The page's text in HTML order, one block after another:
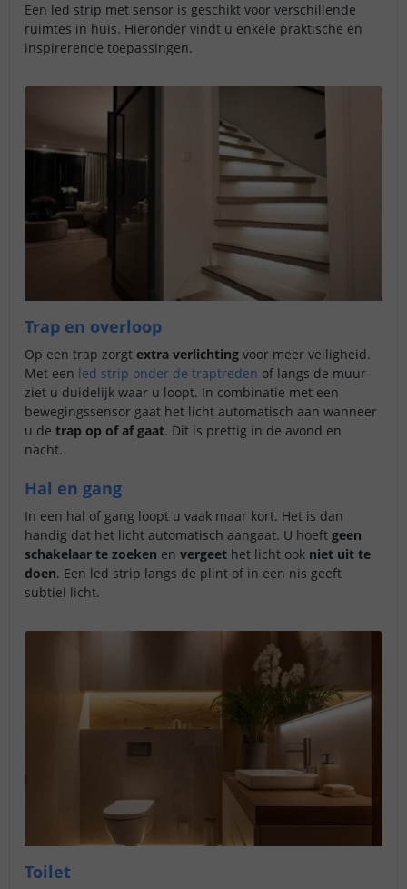
Een led strip met sensor is geschikt voor verschillende
ruimtes in huis. Hieronder vindt u enkele praktische en
inspirerende toepassingen.
Trap en overloop
Op een trap zorgt extra verlichting voor meer veiligheid.
Met een led strip onder de traptreden of langs de muur
ziet u duidelijk waar u loopt. In combinatie met een
bewegingssensor gaat het licht automatisch aan wanneer
u de trap op of af gaat. Dit is prettig in de avond en
nacht.
Hal en gang
In een hal of gang loopt u vaak maar kort. Het is dan
handig dat het licht automatisch aangaat. U hoeft geen
schakelaar te zoeken en vergeet het licht ook niet uit te
doen. Een led strip langs de plint of in een nis geeft
subtiel licht.
Toilet